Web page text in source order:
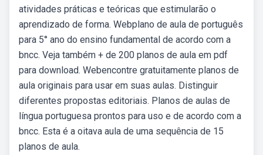
atividades práticas e teóricas que estimularão o
aprendizado de forma. Webplano de aula de português
para 5° ano do ensino fundamental de acordo com a
bncc. Veja também + de 200 planos de aula em pdf
para download. Webencontre gratuitamente planos de
aula originais para usar em suas aulas. Distinguir
diferentes propostas editoriais. Planos de aulas de
língua portuguesa prontos para uso e de acordo com a
bncc. Esta é a oitava aula de uma sequência de 15
planos de aula.